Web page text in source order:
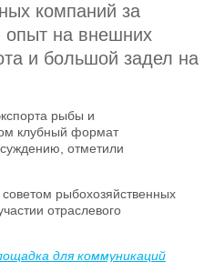
компаний за
опыт на внешних
и большой задел на
рыбы и
клубный формат
отметили
рыбохозяйственных
отраслевого
для коммуникаций